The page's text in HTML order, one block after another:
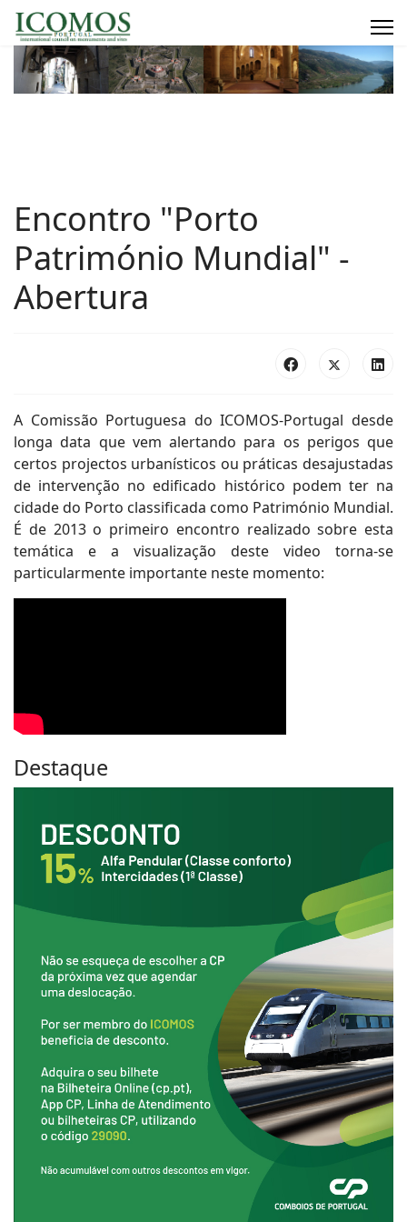
Encontro "Porto
Património Mundial" -
Abertura
A Comissão Portuguesa do ICOMOS-Portugal desde
longa data que vem alertando para os perigos que
certos projectos urbanísticos ou práticas desajustadas
de intervenção no edificado histórico podem ter na
cidade do Porto classificada como Património Mundial.
É de 2013 o primeiro encontro realizado sobre esta
temática e a visualização deste video torna-se
particularmente importante neste momento:
Destaque